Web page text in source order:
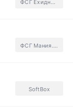
ФСГ Ехидные дорамщицы.Subtitles
ФСГ Мания.Subtitles
SoftBox